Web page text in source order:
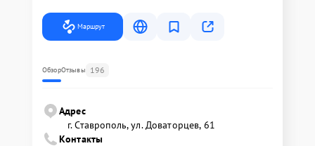
Маршрут
ОбзорОтзывы 196
Адрес
г. Ставрополь, ул. Доваторцев, 61
Контакты